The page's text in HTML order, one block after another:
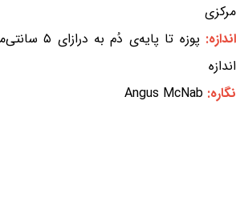
مرکزی
اندازه:
اندازه
نگاره: Angus McNab